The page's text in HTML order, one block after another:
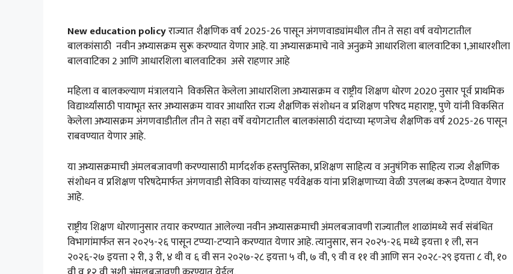
New education policyराज्यात शैक्षणिक वर्ष 2025-26 पासून अंगणवाड्यांमधील तीन ते सहा वर्ष वयोगटातील
बालकांसाठी नवीन अभ्यासक्रम सुरू करण्यात येणार आहे. या अभ्यासक्रमाचे नावे अनुक्रमे आधारशिला बालवाटिका 1,आधारशीला
बालवाटिका 2 आणि आधारशिला बालवाटिका असे राहणार आहे
महिला व बालकल्याण मंत्रालयाने विकसित केलेला आधारशिला अभ्यासक्रम व राष्ट्रीय शिक्षण धोरण 2020 नुसार पूर्व प्राथमिक
विद्यार्थ्यांसाठी पायाभूत स्तर अभ्यासक्रम यावर आधारित राज्य शैक्षणिक संशोधन व प्रशिक्षण परिषद महाराष्ट्र, पुणे यांनी विकसित
केलेला अभ्यासक्रम अंगणवाडीतील तीन ते सहा वर्षे वयोगटातील बालकांसाठी यंदाच्या म्हणजेच शैक्षणिक वर्ष 2025-26 पासून
राबवण्यात येणार आहे.
या अभ्यासक्रमाची अंमलबजावणी करण्यासाठी मार्गदर्शक हस्तपुस्तिका, प्रशिक्षण साहित्य व अनुषंगिक साहित्य राज्य शैक्षणिक
संशोधन व प्रशिक्षण परिषदेमार्फत अंगणवाडी सेविका यांच्यासह पर्यवेक्षक यांना प्रशिक्षणाच्या वेळी उपलब्ध करून देण्यात येणार
आहे.
राष्ट्रीय शिक्षण धोरणानुसार तयार करण्यात आलेल्या नवीन अभ्यासक्रमाची अंमलबजावणी राज्यातील शाळांमध्ये सर्व संबंधित
विभागांमार्फत सन २०२५-२६ पासून टप्प्या-टप्याने करण्यात येणार आहे. त्यानुसार, सन २०२५-२६ मध्ये इयत्ता १ ली, सन
२०२६-२७ इयत्ता २ री, ३ री, ४ थी व ६ वी सन २०२७-२८ इयत्ता ५ वी, ७ वी, ९ वी व ११ वी आणि सन २०२८-२९ इयत्ता ८ वी, १०